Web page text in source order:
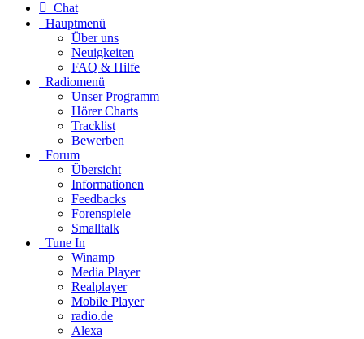
Chat
Hauptmenü
Über uns
Neuigkeiten
FAQ & Hilfe
Radiomenü
Unser Programm
Hörer Charts
Tracklist
Bewerben
Forum
Übersicht
Informationen
Feedbacks
Forenspiele
Smalltalk
Tune In
Winamp
Media Player
Realplayer
Mobile Player
radio.de
Alexa